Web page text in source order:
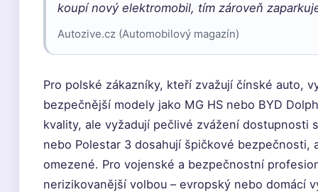
koupí nový elektromobil, tím zároveň
Autozive.cz (Automobilový magazín)
Pro polské zákazníky, kteří zvažují čínské auto,
bezpečnější modely jako MG HS nebo BYD
kvality, ale vyžadují pečlivé zvážení dostupnosti
nebo Polestar 3 dosahují špičkové bezpečnosti,
omezené. Pro vojenské a bezpečnostní
nerizikovanější volbou – evropský nebo domácí